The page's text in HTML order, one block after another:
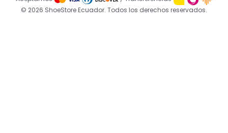
© 2026 ShoeStore Ecuador. Todos los derechos reservados.